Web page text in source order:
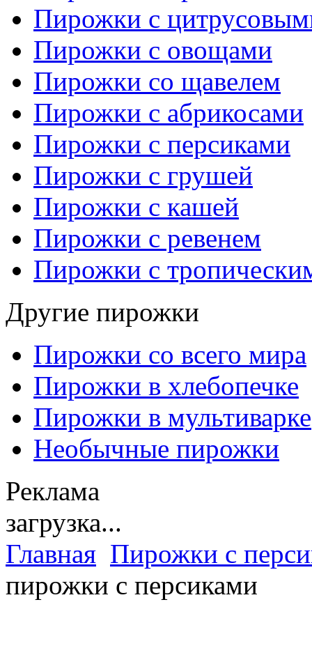
Пирожки с
Пирожки с овощами
Пирожки со щавелем
Пирожки с абрикосами
Пирожки с персиками
Пирожки с грушей
Пирожки с кашей
Пирожки с ревенем
Пирожки с
Другие пирожки
Пирожки со всего мира
Пирожки в хлебопечке
Пирожки в мультиварке
Необычные пирожки
Реклама
загрузка...
Главная Пирожки с
пирожки с персиками